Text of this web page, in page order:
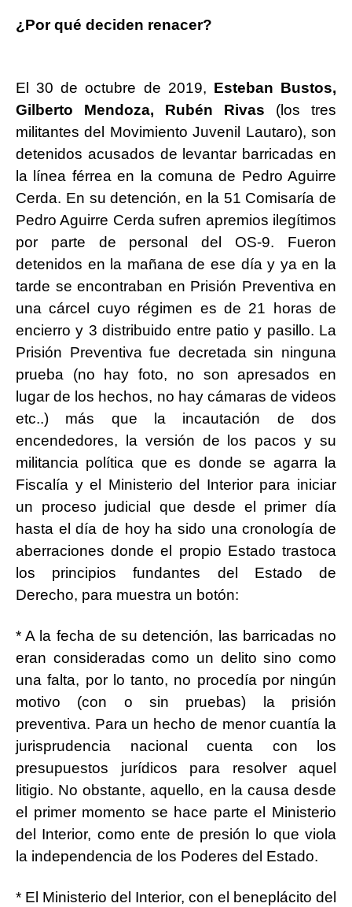
¿Por qué deciden renacer?
El 30 de octubre de 2019, Esteban Bustos,
Gilberto Mendoza, Rubén Rivas (los tres
militantes del Movimiento Juvenil Lautaro), son
detenidos acusados de levantar barricadas en
la línea férrea en la comuna de Pedro Aguirre
Cerda. En su detención, en la 51 Comisaría de
Pedro Aguirre Cerda sufren apremios ilegítimos
por parte de personal del OS-9. Fueron
detenidos en la mañana de ese día y ya en la
tarde se encontraban en Prisión Preventiva en
una cárcel cuyo régimen es de 21 horas de
encierro y 3 distribuido entre patio y pasillo. La
Prisión Preventiva fue decretada sin ninguna
prueba (no hay foto, no son apresados en
lugar de los hechos, no hay cámaras de videos
etc..) más que la incautación de dos
encendedores, la versión de los pacos y su
militancia política que es donde se agarra la
Fiscalía y el Ministerio del Interior para iniciar
un proceso judicial que desde el primer día
hasta el día de hoy ha sido una cronología de
aberraciones donde el propio Estado trastoca
los principios fundantes del Estado de
Derecho, para muestra un botón:
* A la fecha de su detención, las barricadas no
eran consideradas como un delito sino como
una falta, por lo tanto, no procedía por ningún
motivo (con o sin pruebas) la prisión
preventiva. Para un hecho de menor cuantía la
jurisprudencia nacional cuenta con los
presupuestos jurídicos para resolver aquel
litigio. No obstante, aquello, en la causa desde
el primer momento se hace parte el Ministerio
del Interior, como ente de presión lo que viola
la independencia de los Poderes del Estado.
* El Ministerio del Interior, con el beneplácito del